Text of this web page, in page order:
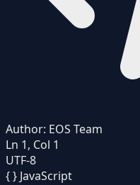
Author: EOS Team
Ln 1, Col 1
UTF-8
{ } JavaScript